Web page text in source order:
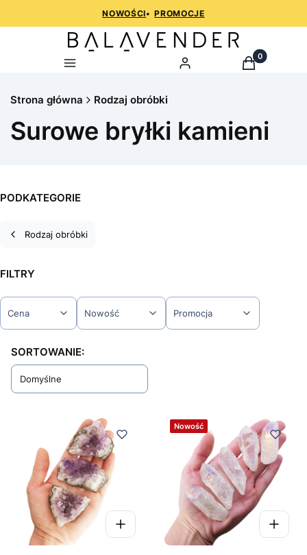
NOWOŚCI• PROMOCJE
Menu Zaloguj Produkty w
Koszyk
Strona główna Rodzaj obróbki
Surowe bryłki kamieni
PODKATEGORIE
Rodzaj obróbki
FILTRY
Cena Nowość Promocja
Koniec filtrów
Lista produktów
SORTOWANIE:
Domyślne
Nowość